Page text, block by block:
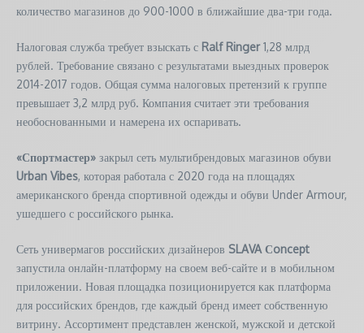
количество магазинов до 900-1000 в ближайшие два-три года.
Налоговая служба требует взыскать с Ralf Ringer1,28 млрд
рублей. Требование связано с результатами выездных проверок
2014-2017 годов. Общая сумма налоговых претензий к группе
превышает 3,2 млрд руб. Компания считает эти требования
необоснованными и намерена их оспаривать.
«Спортмастер» закрыл сеть мультибрендовых магазинов обуви
Urban Vibes, которая работала с 2020 года на площадях
американского бренда спортивной одежды и обуви Under Armour,
ушедшего с российского рынка.
Сеть универмагов российских дизайнеров SLAVA Сoncept
запустила онлайн-платформу на своем веб-сайте и в мобильном
приложении. Новая площадка позиционируется как платформа
для российских брендов, где каждый бренд имеет собственную
витрину. Ассортимент представлен женской, мужской и детской